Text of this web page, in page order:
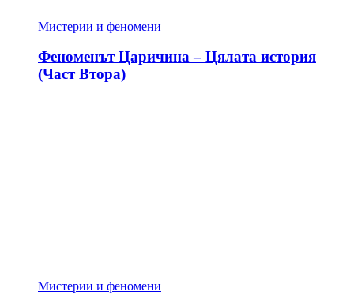
Мистерии и феномени
Феноменът Царичина – Цялата история
(Част Втора)
Мистерии и феномени